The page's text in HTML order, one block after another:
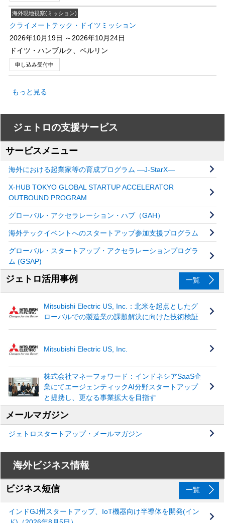
海外現地視察(ミッション)
クライメートテック・ドイツミッション
2026年10月19日 ～2026年10月24日
ドイツ・ハンブルク、ベルリン
申し込み受付中
もっと見る
ジェトロの支援サービス
サービスメニュー
海外における起業家等の育成プログラム ―J-StarX―
X-HUB TOKYO GLOBAL STARTUP ACCELERATOR
OUTBOUND PROGRAM
グローバル・アクセラレーション・ハブ（GAH）
海外テックイベントへのスタートアップ参加支援プログラム
グローバル・スタートアップ・アクセラレーションプログラ
ム (GSAP)
ジェトロ活用事例 一覧
Mitsubishi Electric US, Inc.：北米を起点としたグ
ローバルでの製造業の課題解決に向けた技術検証
Mitsubishi Electric US, Inc.
株式会社マネーフォワード：インドネシアSaaS企
業にてエージェンティックAI分野スタートアップ
と提携し、更なる事業拡大を目指す
メールマガジン
ジェトロスタートアップ・メールマガジン
海外ビジネス情報
ビジネス短信 一覧
インドGJ州スタートアップ、IoT機器向け半導体を開発(イン